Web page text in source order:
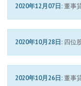
2020年12月07日:董事
2020年10月28日: 四位
2020年10月26日:董事